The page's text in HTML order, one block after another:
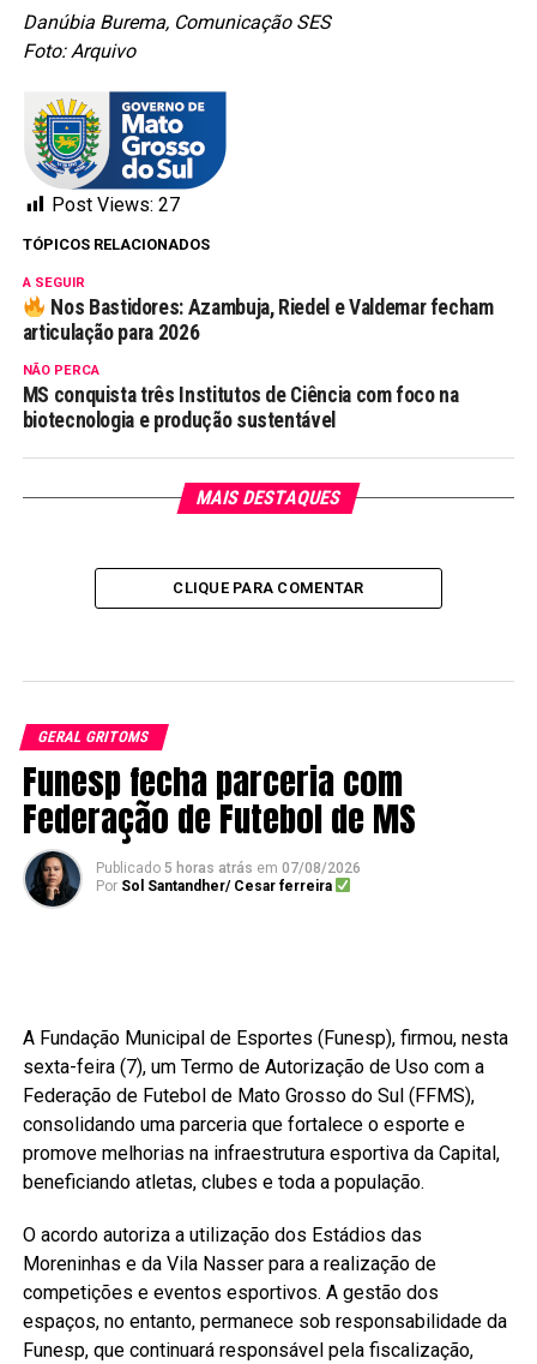
Danúbia Burema, Comunicação SES
Foto: Arquivo
Post Views: 27
TÓPICOS RELACIONADOS
A SEGUIR
Nos Bastidores: Azambuja, Riedel e Valdemar fecham
articulação para 2026
NÃO PERCA
MS conquista três Institutos de Ciência com foco na
biotecnologia e produção sustentável
MAIS DESTAQUES
CLIQUE PARA COMENTAR
GERAL GRITOMS
Funesp fecha parceria com
Federação de Futebol de MS
Publicado 5 horas atrás em 07/08/2026
Por Sol Santandher/ Cesar ferreira
A Fundação Municipal de Esportes (Funesp), firmou, nesta
sexta-feira (7), um Termo de Autorização de Uso com a
Federação de Futebol de Mato Grosso do Sul (FFMS),
consolidando uma parceria que fortalece o esporte e
promove melhorias na infraestrutura esportiva da Capital,
beneficiando atletas, clubes e toda a população.
O acordo autoriza a utilização dos Estádios das
Moreninhas e da Vila Nasser para a realização de
competições e eventos esportivos. A gestão dos
espaços, no entanto, permanece sob responsabilidade da
Funesp, que continuará responsável pela fiscalização,